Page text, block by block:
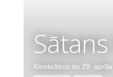
Kinoteātros no 29. aprīļa